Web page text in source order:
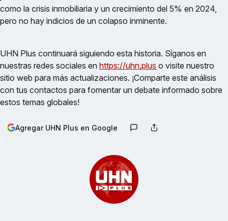
como la crisis inmobiliaria y un crecimiento del 5% en 2024,
pero no hay indicios de un colapso inminente.
UHN Plus continuará siguiendo esta historia. Síganos en
nuestras redes sociales en https://uhn.plus o visite nuestro
sitio web para más actualizaciones. ¡Comparte este análisis
con tus contactos para fomentar un debate informado sobre
estos temas globales!
Agregar UHN Plus en Google